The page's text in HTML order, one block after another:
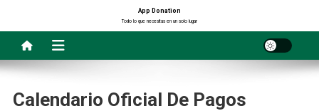
contenido
App Donation
Todo lo que necesitas en un solo lugar
Calendario Oficial De Pagos